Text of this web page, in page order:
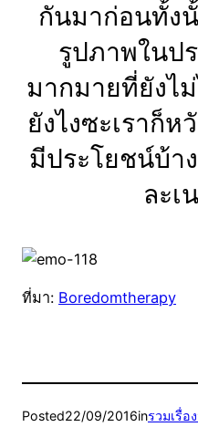
กันมาก่อนทั้ง
รูปภาพในป
มากมายที่ยังไ
ยังไงซะเราก็
มีประโยชน์บ้า
ละเ
ที่มา: Boredomtherapy
Posted22/09/2016inรวมเรื่อ